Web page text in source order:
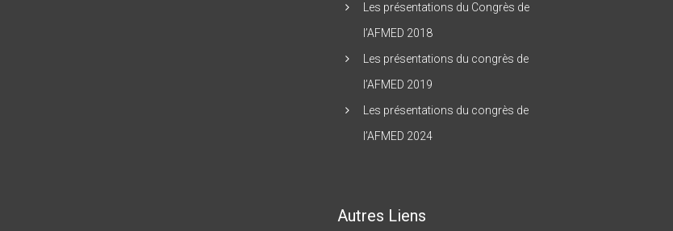
Les présentations du Congrès de
l’AFMED 2018
Les présentations du congrès de
l’AFMED 2019
Les présentations du congrès de
l’AFMED 2024
Autres Liens